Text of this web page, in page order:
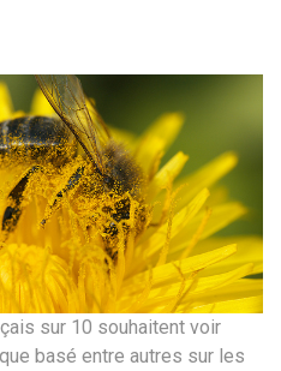
sur 10 souhaitent voir
basé entre autres sur les